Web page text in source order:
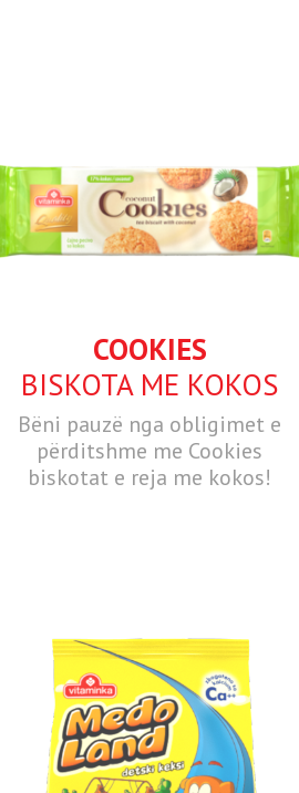
COOKIES
BISKOTA ME KOKOS
Bëni pauzë nga obligimet e
përditshme me Cookies
biskotat e reja me kokos!